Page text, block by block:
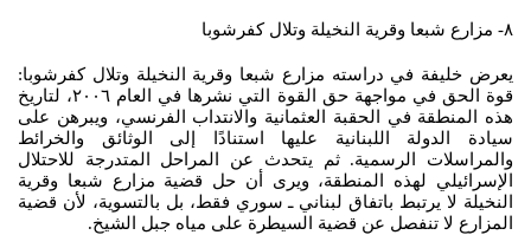
٨- مزارع شبعا وقرية النخيلة وتلال كفرشوبا
يعرض خليفة في دراسته مزارع شبعا وقرية النخيلة وتلال كفرشوبا:
قوة الحق في مواجهة حق القوة التي نشرها في العام ٢٠٠٦، لتاريخ
هذه المنطقة في الحقبة العثمانية والانتداب الفرنسي، ويبرهن على
سيادة الدولة اللبنانية عليها استنادًا إلى الوثائق والخرائط
والمراسلات الرسمية. ثم يتحدث عن المراحل المتدرجة للاحتلال
الإسرائيلي لهذه المنطقة، ويرى أن حل قضية مزارع شبعا وقرية
النخيلة لا يرتبط باتفاق لبناني ـ سوري فقط، بل بالتسوية، لأن قضية
المزارع لا تنفصل عن قضية السيطرة على مياه جبل الشيخ.